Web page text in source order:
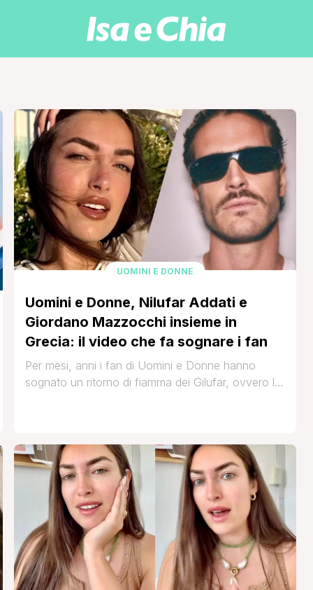
UOMINI E DONNE
Uomini e Donne, Nilufar Addati e
Giordano Mazzocchi insieme in
Grecia: il video che fa sognare i fan
Per mesi, anni i fan di Uomini e Donne hanno
sognato un ritorno di fiamma dei Gilufar, ovvero la
programma che non hanno mai smesso di credere
in una loro possibile riconciliazione. [']